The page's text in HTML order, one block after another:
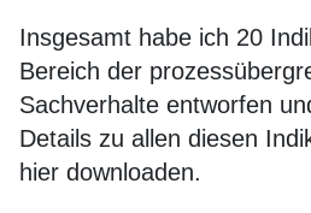
Insgesamt habe ich 20
Bereich der
Sachverhalte entworfen
Details zu allen diesen
hier downloaden.